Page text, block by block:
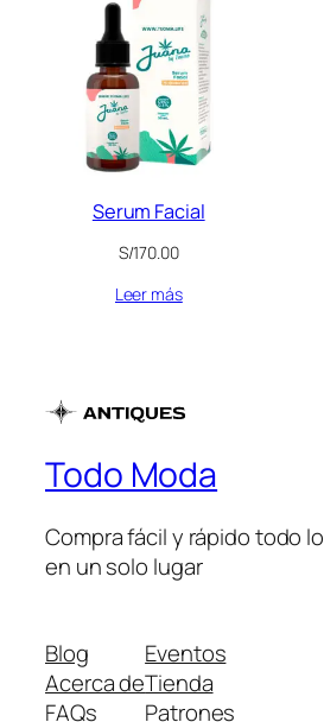
Serum Facial
S/170.00
Leer más
Todo Moda
Compra fácil y rápido todo
en un solo lugar
Blog
Acerca de
FAQs
Eventos
Tienda
Patrones